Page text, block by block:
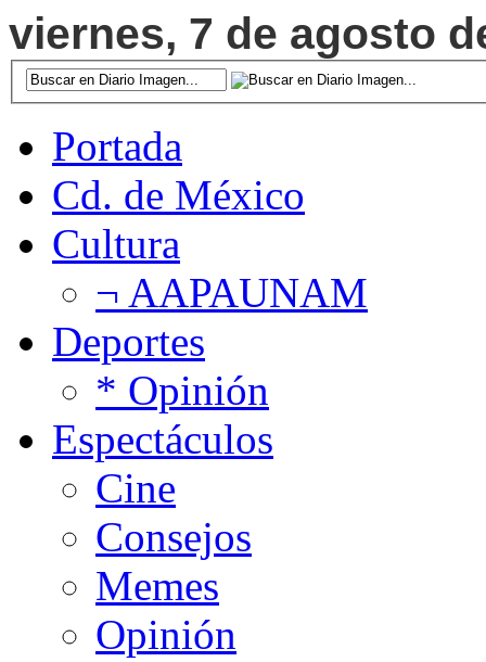
viernes, 7 de agosto
Portada
Cd. de México
Cultura
¬ AAPAUNAM
Deportes
* Opinión
Espectáculos
Cine
Consejos
Memes
Opinión